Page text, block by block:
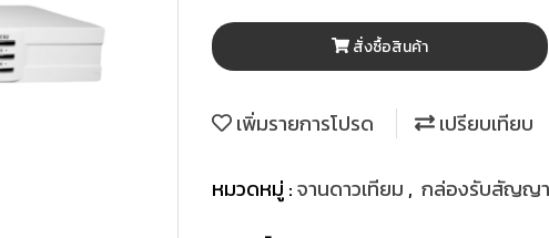
สั่งซื้อสินค้า
เพิ่มรายการโปรด เปรียบเทียบ
หมวดหมู่ :จานดาวเทียม , กล่องรับสัญญ